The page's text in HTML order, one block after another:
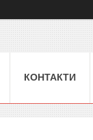
КОНТАКТИ